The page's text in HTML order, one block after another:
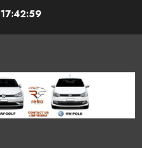
17:42:59